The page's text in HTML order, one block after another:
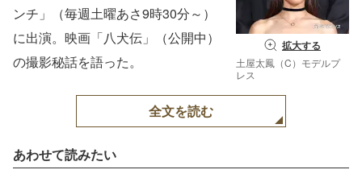
拡大する
土屋太鳳（C）モデルプ
レス
ンチ」（毎週土曜あさ9時30分～）
に出演。映画「八犬伝」（公開中）
の撮影秘話を語った。
全文を読む
あわせて読みたい